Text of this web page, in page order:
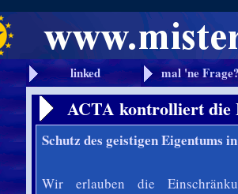
linked
mal 'ne
ACTA kontrolliert die
Schutz des geistigen Eigentums
Wir erlauben die